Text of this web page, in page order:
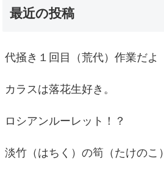
最近の投稿
代掻き１回目（荒代）作業だよ
カラスは落花生好き。
ロシアンルーレット！？
淡竹（はちく）の筍（たけのこ）